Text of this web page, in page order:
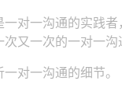
一对一沟通的实践
又一次的一对一沟
对一沟通的细节。